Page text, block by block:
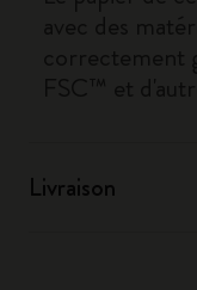
Livraison